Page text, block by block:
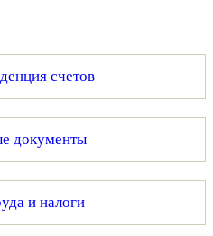
счетов
документы
и налоги